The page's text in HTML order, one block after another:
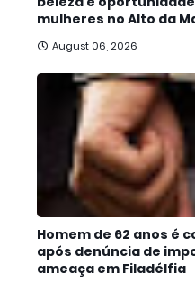
mulheres no Alto da
August 06, 2026
Homem de 62 anos é
após denúncia de
ameaça em Filadélfia